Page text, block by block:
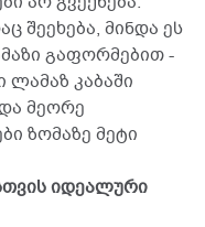
შეეხება, მინდა ეს
გაფორმებით -
ლამაზ კაბაში
მეორე
ზომაზე მეტი
იდეალური